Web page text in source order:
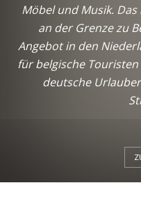
Möbel und Musik.
an der Grenze zu
Angebot in den
für belgische
deutsche